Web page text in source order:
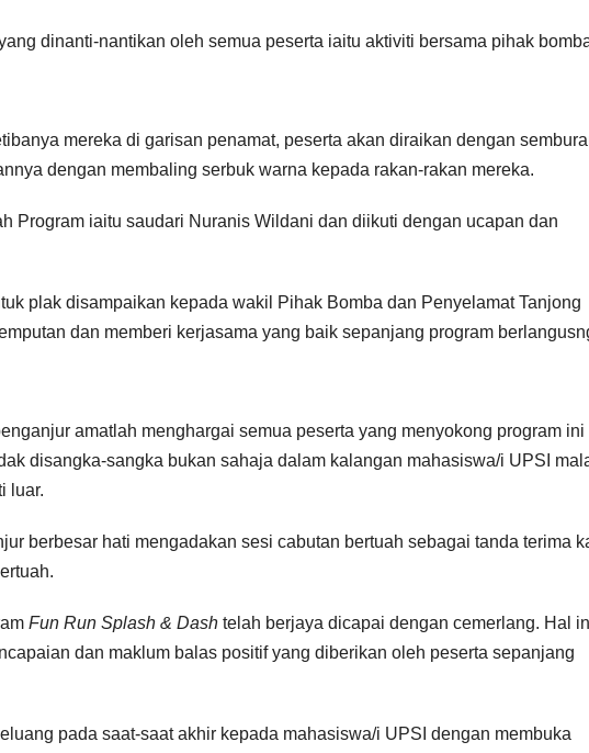
dinanti-nantikan oleh semua peserta iaitu aktiviti bersama pihak
mereka di garisan penamat, peserta akan diraikan dengan
dengan membaling serbuk warna kepada rakan-rakan mereka.
Program iaitu saudari Nuranis Wildani dan diikuti dengan ucapan dan
plak disampaikan kepada wakil Pihak Bomba dan Penyelamat Tanjong
dan memberi kerjasama yang baik sepanjang program
amatlah menghargai semua peserta yang menyokong program ini
disangka-sangka bukan sahaja dalam kalangan mahasiswa/i UPSI
luar.
berbesar hati mengadakan sesi cabutan bertuah sebagai tanda terima
Fun Run Splash & Dash telah berjaya dicapai dengan cemerlang. Hal
dan maklum balas positif yang diberikan oleh peserta sepanjang
pada saat-saat akhir kepada mahasiswa/i UPSI dengan membuka